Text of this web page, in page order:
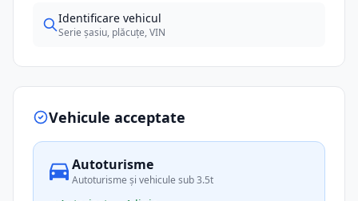
Identificare vehicul
Serie șasiu, plăcuțe, VIN
Vehicule acceptate
Autoturisme
Autoturisme și vehicule sub 3.5t